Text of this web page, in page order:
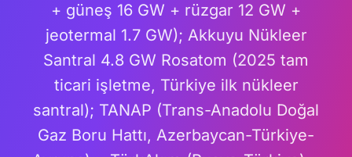
+ güneş 16 GW + rüzgar 12 GW +
jeotermal 1.7 GW); Akkuyu Nükleer
Santral 4.8 GW Rosatom (2025 tam
ticari işletme, Türkiye ilk nükleer
santral); TANAP (Trans-Anadolu Doğal
Gaz Boru Hattı, Azerbaycan-Türkiye-